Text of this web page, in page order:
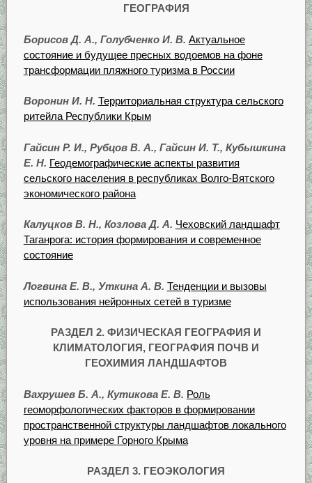
ГЕОГРАФИЯ
Борисов Д. А., Голубченко И. В. Актуальное
состояние и будущее пресных водоемов на фоне
трансформации пляжного туризма в России
Воронин И. Н. Территориальная структура сельского
ритейла Республики Крым
Гайсин Р. И., Рубцов В. А., Гайсин И. Т., Кубышкина
Е. Н. Геодемографические аспекты развития
сельского населения в республиках Волго-Вятского
экономического района
Калуцков В. Н., Козлова Д. А. Чеховский ландшафт
Таганрога: история формирования и современное
состояние
Логвина Е. В., Уткина А. В. Тенденции и вызовы
использования нейронных сетей в туризме
РАЗДЕЛ 2. ФИЗИЧЕСКАЯ ГЕОГРАФИЯ И
КЛИМАТОЛОГИЯ, ГЕОГРАФИЯ ПОЧВ И
ГЕОХИМИЯ ЛАНДШАФТОВ
Вахрушев Б. А., Кутикова Е. В. Роль
геоморфологических факторов в формировании
пространственной структуры ландшафтов локального
уровня на примере Горного Крыма
РАЗДЕЛ 3. ГЕОЭКОЛОГИЯ